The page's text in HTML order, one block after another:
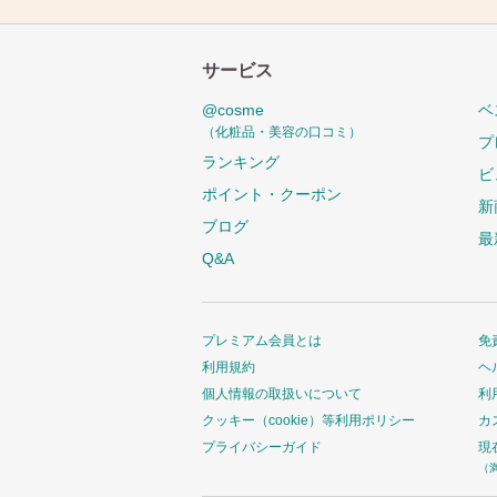
サービス
@cosme
（化粧品・美容の口コミ）
ランキング
ポイント・クーポン
ブログ
Q&A
ベ
最
プレミアム会員とは
利用規約
個人情報の取扱いについて
クッキー（cookie）等利用ポリシー
プライバシーガイド
免
ヘ
利
カ
現
（